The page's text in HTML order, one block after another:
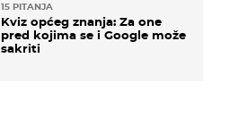
15 PITANJA
Kviz općeg znanja: Za one
pred kojima se i Google može
sakriti